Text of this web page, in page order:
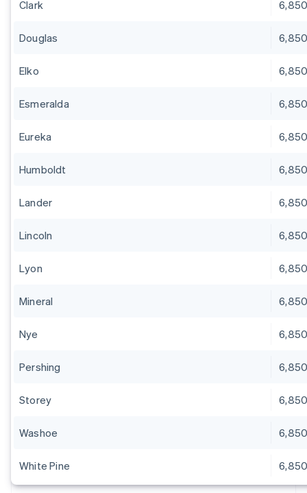
Clark
Douglas
Elko
Esmeralda
Eureka
Humboldt
Lander
Lincoln
Lyon
Mineral
Nye
Pershing
Storey
Washoe
White Pine